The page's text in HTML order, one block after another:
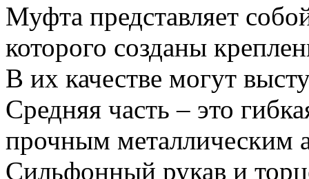
Муфта представляет
которого созданы
В их качестве могут
Средняя часть – это
прочным металлическим
Сильфонный рукав и